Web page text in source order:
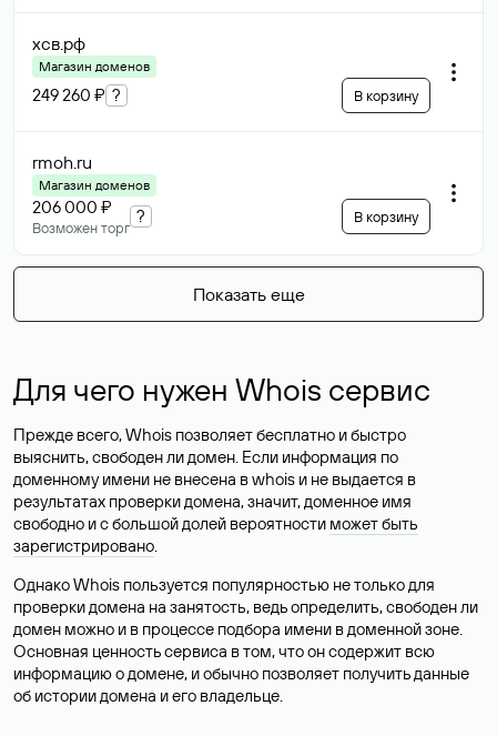
хсв.рф
Магазин доменов
249 260 ₽ ? В корзину
rmoh.ru
Магазин доменов
206 000 ₽
Возможен торг
? В корзину
Показать еще
Для чего нужен Whois сервис
Прежде всего, Whois позволяет бесплатно и быстро
выяснить, свободен ли домен. Если информация по
доменному имени не внесена в whois и не выдается в
результатах проверки домена, значит, доменное имя
свободно и с большой долей вероятности может быть
зарегистрировано.
Однако Whois пользуется популярностью не только для
проверки домена на занятость, ведь определить, свободен ли
домен можно и в процессе подбора имени в доменной зоне.
Основная ценность сервиса в том, что он содержит всю
информацию о домене, и обычно позволяет получить данные
об истории домена и его владельце.